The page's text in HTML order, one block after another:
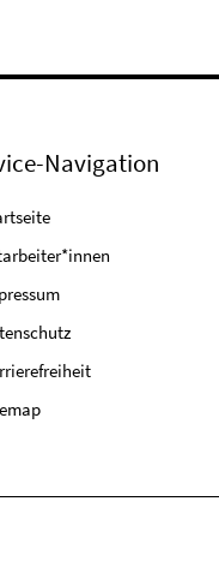
Navigation